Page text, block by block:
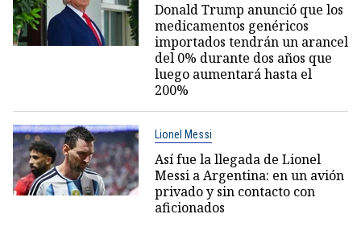
Donald Trump anunció que los
medicamentos genéricos
importados tendrán un arancel
del 0% durante dos años que
luego aumentará hasta el
200%
Lionel Messi
Así fue la llegada de Lionel
Messi a Argentina: en un avión
privado y sin contacto con
aficionados